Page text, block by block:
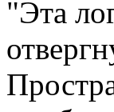
"Эта